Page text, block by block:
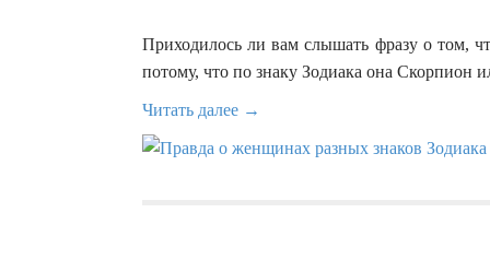
Приходилось ли вам слышать фразу о том,
потому, что по знаку Зодиака она Скорпион
Читать далее →